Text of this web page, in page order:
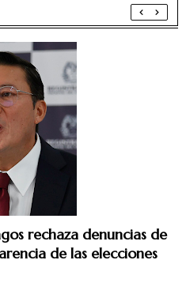
rechaza denuncias de
de las elecciones